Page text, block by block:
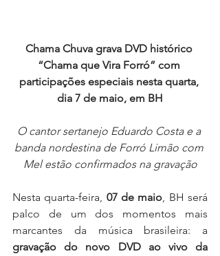
Chama Chuva grava DVD histórico
“Chama que Vira Forró” com
participações especiais nesta quarta,
dia 7 de maio, em BH
O cantor sertanejo Eduardo Costa e a
banda nordestina de Forró Limão com
Mel estão confirmados na gravação
Nesta quarta-feira, 07 de maio, BH será
palco de um dos momentos mais
gravação do novo DVD ao vivo da